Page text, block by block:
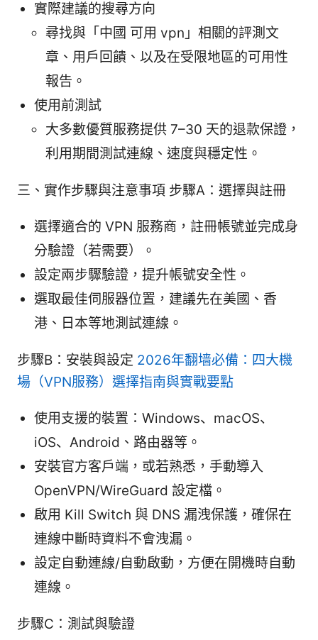
實際建議的搜尋方向
尋找與「中國 可用 vpn」相關的評測文
章、用戶回饋、以及在受限地區的可用性
報告。
使用前測試
大多數優質服務提供 7–30 天的退款保證，
利用期間測試連線、速度與穩定性。
三、實作步驟與注意事項 步驟A：選擇與註冊
選擇適合的 VPN 服務商，註冊帳號並完成身
分驗證（若需要）。
設定兩步驟驗證，提升帳號安全性。
選取最佳伺服器位置，建議先在美國、香
港、日本等地測試連線。
步驟B：安裝與設定 2026年翻墙必備：四大機
場（VPN服務）選擇指南與實戰要點
使用支援的裝置：Windows、macOS、
iOS、Android、路由器等。
安裝官方客戶端，或若熟悉，手動導入
OpenVPN/WireGuard 設定檔。
啟用 Kill Switch 與 DNS 漏洩保護，確保在
連線中斷時資料不會洩漏。
設定自動連線/自動啟動，方便在開機時自動
連線。
步驟C：測試與驗證